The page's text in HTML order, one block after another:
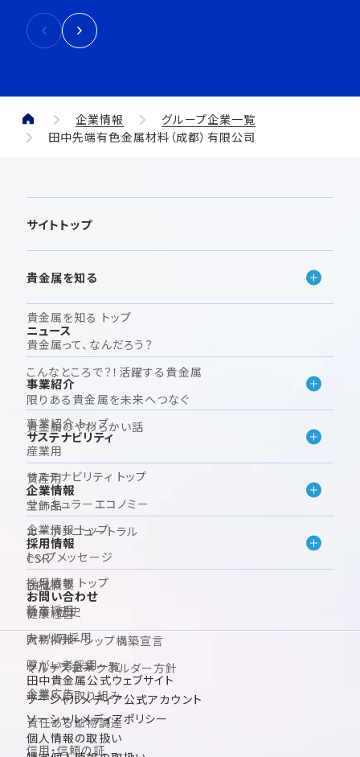
企業情報
グループ企業一覧
田中先端有色金属材料（成都）有限公司
サイトトップ
貴金属を知る
貴金属を知る トップ
貴金属って、なんだろう？
こんなところで？！活躍する貴金属
限りある貴金属を未来へつなぐ
貴金属のやわらかい話
ニュース
事業紹介
事業紹介 トップ
産業用
資産用
宝飾品
サステナビリティ
サステナビリティ トップ
サーキュラーエコノミー
カーボンニュートラル
CSR
DE&I
健康経営
パートナーシップ構築宣言
マルチステークホルダー方針
未来への取り組み
責任ある鉱物調達
信用・信頼の証
企業情報
企業情報 トップ
トップメッセージ
会社概要
沿革・歴史
財務情報
グループ企業一覧
企業広告
採用情報
採用情報 トップ
新卒採用
キャリア採用
障がい者採用
お問い合わせ
田中貴金属公式ウェブサイト
ソーシャルメディア公式アカウント
ソーシャルメディアポリシー
個人情報の取扱い